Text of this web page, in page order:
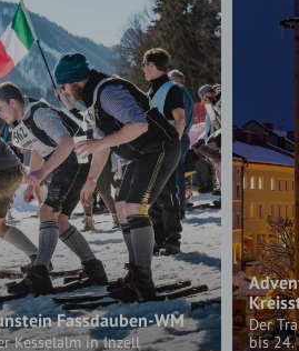
Fassdauben-WM
Kesselalm in Inzell
Der
bis 24.